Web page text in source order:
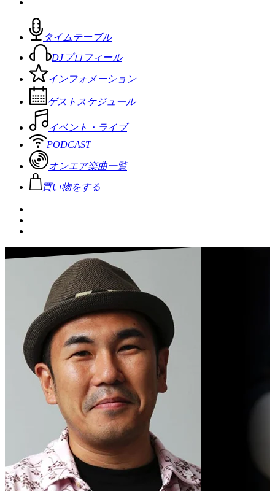
タイムテーブル
DJプロフィール
インフォメーション
ゲストスケジュール
イベント・ライブ
PODCAST
オンエア楽曲一覧
買い物をする